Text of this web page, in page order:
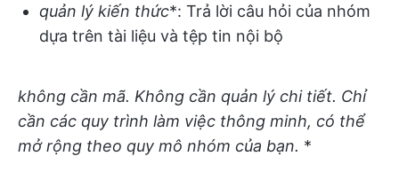
quản lý kiến thức*: Trả lời câu hỏi của nhóm
dựa trên tài liệu và tệp tin nội bộ
không cần mã. Không cần quản lý chi tiết. Chỉ
cần các quy trình làm việc thông minh, có thể
mở rộng theo quy mô nhóm của bạn. *